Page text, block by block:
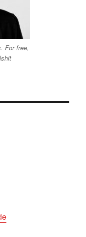
For free,